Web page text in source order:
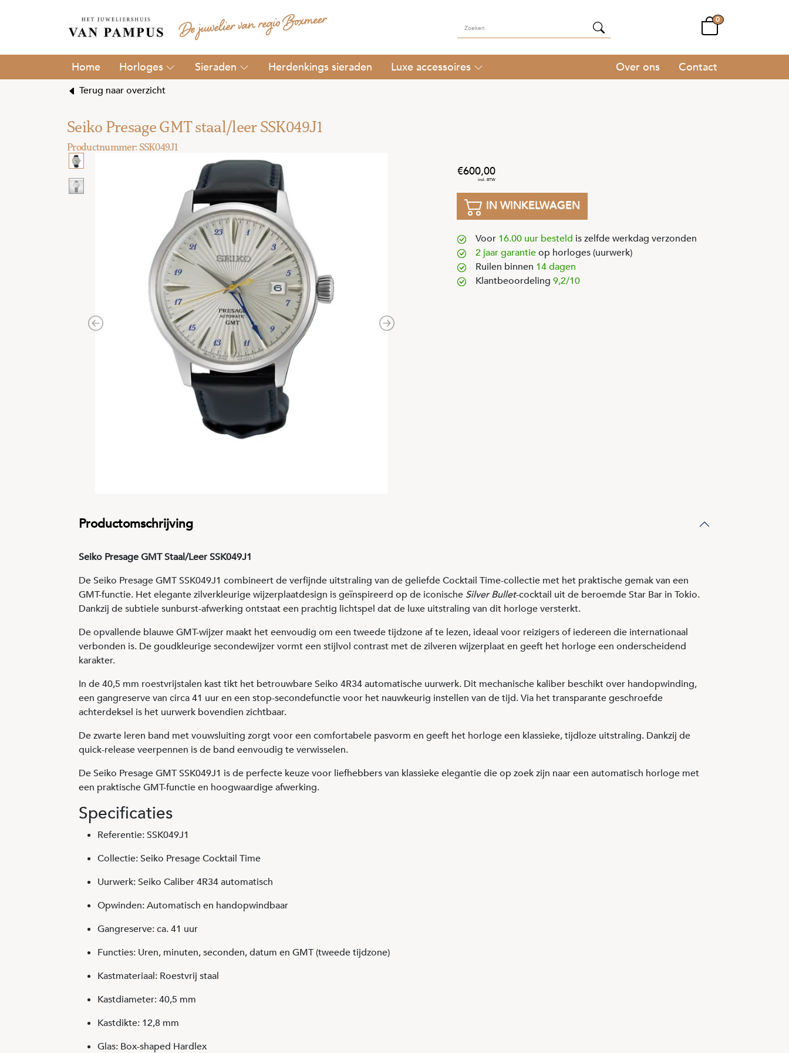
0
Horloges Sieraden Herdenkings sieraden Luxe accessoires Over ons Contact
Terug naar overzicht
Seiko Presage GMT staal/leer SSK049J1
Previous Next
600,00
IN WINKELWAGEN
Voor 16.00 uur besteld is zelfde werkdag verzonden
2 jaar garantieop horloges (uurwerk)
Ruilen binnen 14 dagen
Klantbeoordeling 9,2/10
Productomschrijving
Seiko Presage GMT Staal/Leer SSK049J1
De Seiko Presage GMT SSK049J1 combineert de verfijnde uitstraling van de geliefde Cocktail Time-collectie met het praktische gemak van een
GMT-functie. Het elegante zilverkleurige wijzerplaatdesign is geïnspireerd op de iconische Silver Bullet-cocktail uit de beroemde Star Bar in Tokio.
Dankzij de subtiele sunburst-afwerking ontstaat een prachtig lichtspel dat de luxe uitstraling van dit horloge versterkt.
De opvallende blauwe GMT-wijzer maakt het eenvoudig om een tweede tijdzone af te lezen, ideaal voor reizigers of iedereen die internationaal
verbonden is. De goudkleurige secondewijzer vormt een stijlvol contrast met de zilveren wijzerplaat en geeft het horloge een onderscheidend
karakter.
In de 40,5 mm roestvrijstalen kast tikt het betrouwbare Seiko 4R34 automatische uurwerk. Dit mechanische kaliber beschikt over handopwinding,
een gangreserve van circa 41 uur en een stop-secondefunctie voor het nauwkeurig instellen van de tijd. Via het transparante geschroefde
achterdeksel is het uurwerk bovendien zichtbaar.
De zwarte leren band met vouwsluiting zorgt voor een comfortabele pasvorm en geeft het horloge een klassieke, tijdloze uitstraling. Dankzij de
quick-release veerpennen is de band eenvoudig te verwisselen.
De Seiko Presage GMT SSK049J1 is de perfecte keuze voor liefhebbers van klassieke elegantie die op zoek zijn naar een automatisch horloge met
een praktische GMT-functie en hoogwaardige afwerking.
Specificaties
Referentie: SSK049J1
Collectie: Seiko Presage Cocktail Time
Uurwerk: Seiko Caliber 4R34 automatisch
Opwinden: Automatisch en handopwindbaar
Gangreserve: ca. 41 uur
Functies: Uren, minuten, seconden, datum en GMT (tweede tijdzone)
Kastmateriaal: Roestvrij staal
Kastdiameter: 40,5 mm
Kastdikte: 12,8 mm
Glas: Box-shaped Hardlex